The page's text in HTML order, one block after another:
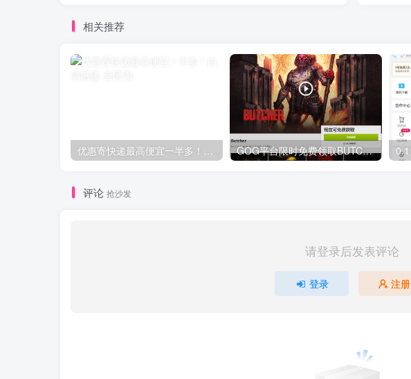
相关推荐
优惠寄快递最高便宜一半多！白鸽惠递 GOG平台限时免费领取BUTCHER（屠夫）
评论 抢沙发
请登录后发表评论
登录 注册